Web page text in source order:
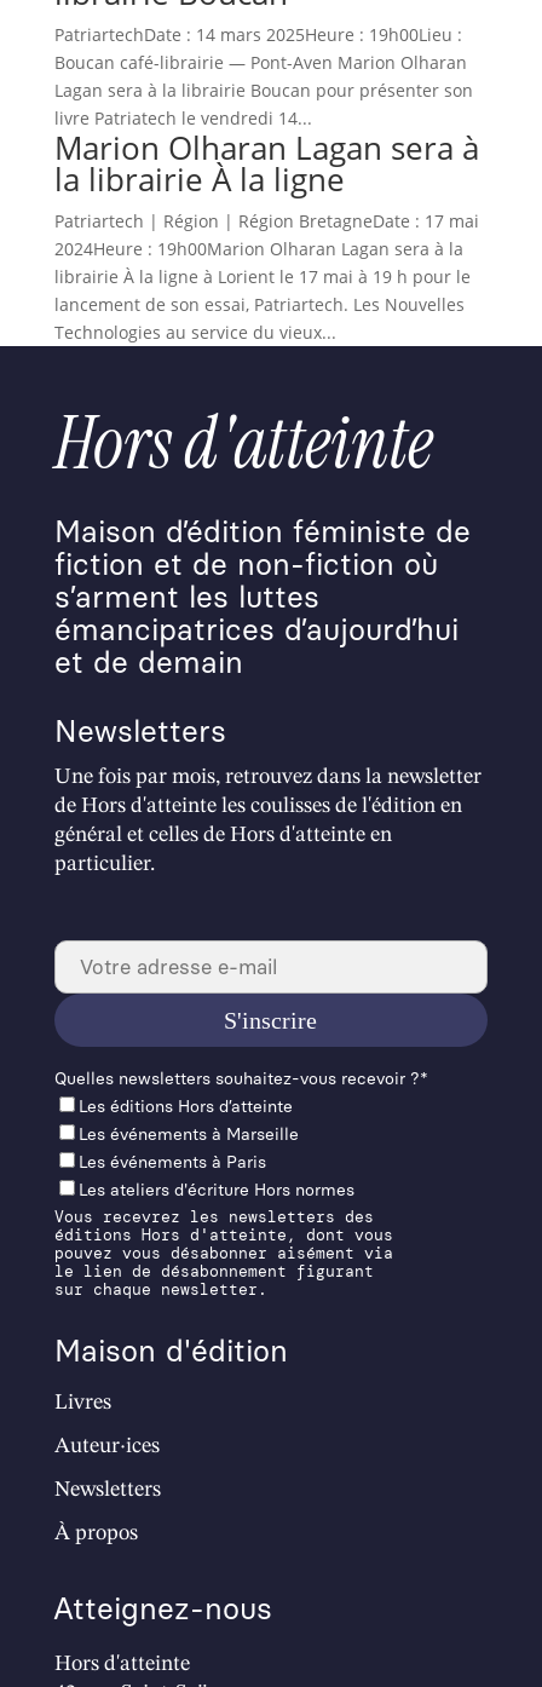
Patri­artechDate : 14 mars 2025Heure : 19h00Lieu :
Bou­can café-librairie — Pont-Aven Mar­i­on Olha­ran
Lagan sera à la librairie Bou­can pour présen­ter son
livre Patri­at­e­ch le ven­dre­di 14...
Marion Olharan Lagan sera à
la librairie À la ligne
Patri­artech | Région | Région Bre­tagneDate : 17 mai
2024Heure : 19h00Mar­i­on Olha­ran Lagan sera à la
librairie À la ligne à Lori­ent le 17 mai à 19 h pour le
lance­ment de son essai, Patri­artech. Les Nou­velles
Tech­nolo­gies au ser­vice du vieux...
Hors d'atteinte
Maison d’édition féministe de
fiction et de non-fiction où
s’arment les luttes
émancipatrices d’aujourd’hui
et de demain
Newsletters
Une fois par mois, retrouvez dans la newsletter
de Hors d'atteinte les coulisses de l'édition en
général et celles de Hors d'atteinte en
particulier.
Quelles newslet­ters souhaitez-vous recevoir ?*
Les éditions Hors d’at­teinte
Les événements à Mar­seille
Les événements à Paris
Les ateliers d'écriture Hors normes
Vous recevrez les newsletters des
éditions Hors d'atteinte, dont vous
pouvez vous désabonner aisément via
le lien de désabonnement figurant
sur chaque newsletter.
Maison d'édition
Livres
Auteur·ices
Newsletters
À propos
Atteignez-nous
Hors d'atteinte